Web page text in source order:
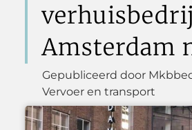
Amsterdam
Gepubliceerd door
Vervoer en transport